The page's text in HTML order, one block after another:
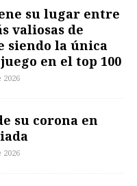
su lugar entre
valiosas de
siendo la única
en el top 100
2026
su corona en
2026